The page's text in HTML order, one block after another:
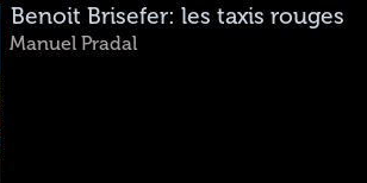
Benoit Brisefer: les taxis rouges
Manuel Pradal